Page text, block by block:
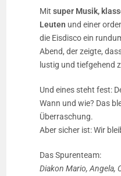
Mitsuper Musik,
Leuten und einer
die Eisdisco ein
Abend, der zeigte,
lustig und tiefgehend
Und eines steht fest:
Wann und wie? Das
Überraschung.
Aber sicher ist: Wir
Das Spurenteam:
Diakon Mario, Angela,